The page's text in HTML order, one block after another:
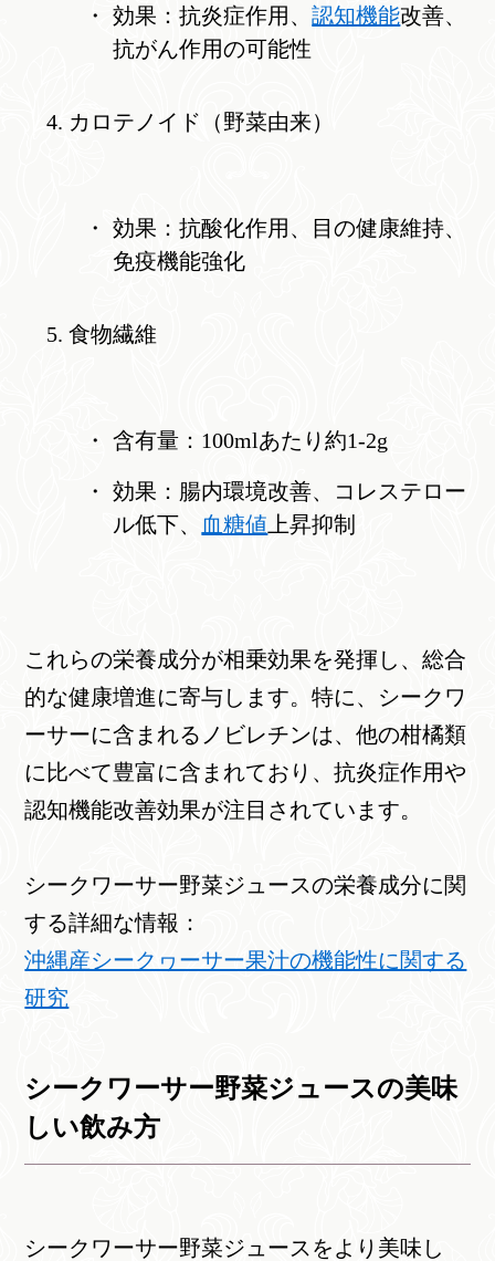
効果：抗炎症作用、認知機能改善、
抗がん作用の可能性
カロテノイド（野菜由来）
効果：抗酸化作用、目の健康維持、
免疫機能強化
食物繊維
含有量：100mlあたり約1-2g
効果：腸内環境改善、コレステロー
ル低下、 血糖値 上昇抑制
これらの栄養成分が相乗効果を発揮し、総合
的な健康増進に寄与します。特に、シークワ
ーサーに含まれるノビレチンは、他の柑橘類
に比べて豊富に含まれており、抗炎症作用や
認知機能改善効果が注目されています。
シークワーサー野菜ジュースの栄養成分に関
する詳細な情報：
沖縄産シークヮーサー果汁の機能性に関する
研究
シークワーサー野菜ジュースの美味
しい飲み方
シークワーサー野菜ジュースをより美味し